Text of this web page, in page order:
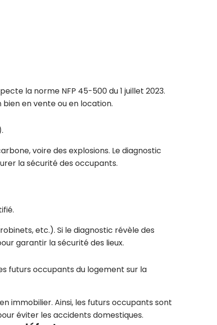
la norme NFP 45-500 du 1 juillet 2023.
en vente ou en location.
voire des explosions. Le diagnostic
la sécurité des occupants.
etc.). Si le diagnostic révèle des
garantir la sécurité des lieux.
futurs occupants du logement sur la
immobilier. Ainsi, les futurs occupants sont
éviter les accidents domestiques.